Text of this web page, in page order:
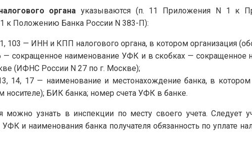
органа указываются (п. 11 Приложения N 1 к
к Положению Банка России N 383-П):
103 — ИНН и КПП налогового органа, в котором организация
— сокращенное наименование УФК и в скобках — сокращенное
(ИФНС России N 27 по г. Москве);
14, 17 — наименование и местонахождение банка, в
носителе); БИК банка; номер счета УФК в банке.
можно узнать в инспекции по месту своего учета. Следует
и наименования банка получателя обязанность по уплате